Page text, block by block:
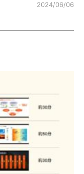
2024/06/06